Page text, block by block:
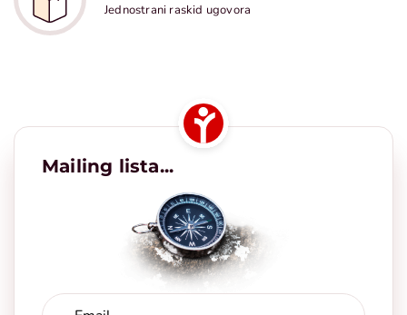
Jednostrani raskid ugovora
Mailing lista...